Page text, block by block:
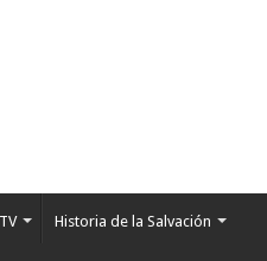
Historia de la Salvación